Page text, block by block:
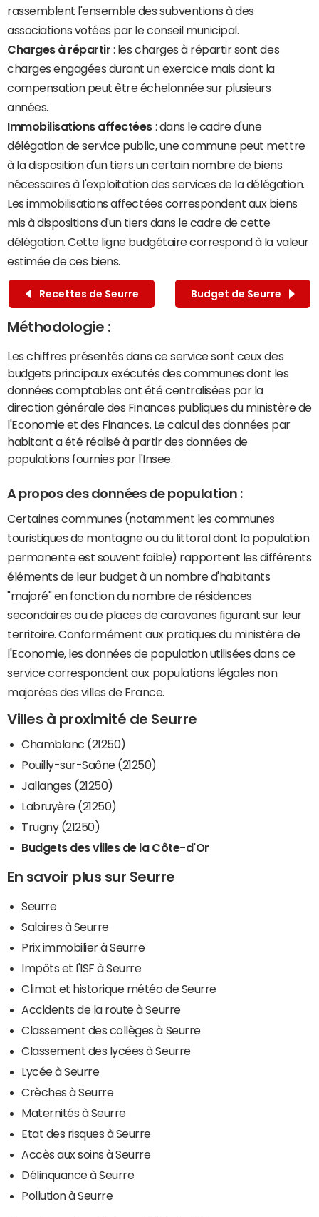
rassemblent l'ensemble des subventions à des
associations votées par le conseil municipal.
Charges à répartir : les charges à répartir sont des
charges engagées durant un exercice mais dont la
compensation peut être échelonnée sur plusieurs
années.
Immobilisations affectées : dans le cadre d'une
délégation de service public, une commune peut mettre
à la disposition d'un tiers un certain nombre de biens
nécessaires à l'exploitation des services de la délégation.
Les immobilisations affectées correspondent aux biens
mis à dispositions d'un tiers dans le cadre de cette
délégation. Cette ligne budgétaire correspond à la valeur
estimée de ces biens.
Recettes de Seurre Budget de Seurre
Méthodologie :
Les chiffres présentés dans ce service sont ceux des
budgets principaux exécutés des communes dont les
données comptables ont été centralisées par la
direction générale des Finances publiques du ministère de
l'Economie et des Finances. Le calcul des données par
habitant a été réalisé à partir des données de
populations fournies par l'Insee.
A propos des données de population :
Certaines communes (notamment les communes
touristiques de montagne ou du littoral dont la population
permanente est souvent faible) rapportent les différents
éléments de leur budget à un nombre d'habitants
"majoré" en fonction du nombre de résidences
secondaires ou de places de caravanes figurant sur leur
territoire. Conformément aux pratiques du ministère de
l'Economie, les données de population utilisées dans ce
service correspondent aux populations légales non
majorées des villes de France.
Villes à proximité de Seurre
Chamblanc (21250)
Pouilly-sur-Saône (21250)
Jallanges (21250)
Labruyère (21250)
Trugny (21250)
Budgets des villes de la Côte-d'Or
En savoir plus sur Seurre
Seurre
Salaires à Seurre
Prix immobilier à Seurre
Impôts et l'ISF à Seurre
Climat et historique météo de Seurre
Accidents de la route à Seurre
Classement des collèges à Seurre
Classement des lycées à Seurre
Lycée à Seurre
Crèches à Seurre
Maternités à Seurre
Etat des risques à Seurre
Accès aux soins à Seurre
Délinquance à Seurre
Pollution à Seurre